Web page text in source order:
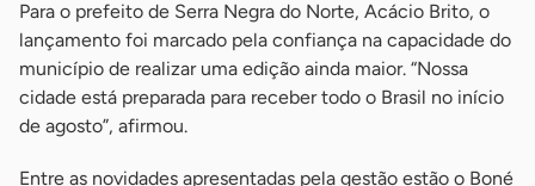
Para o prefeito de Serra Negra do Norte, Acácio Brito, o
lançamento foi marcado pela confiança na capacidade do
município de realizar uma edição ainda maior. “Nossa
cidade está preparada para receber todo o Brasil no início
de agosto”, afirmou.
Entre as novidades apresentadas pela gestão estão o Boné